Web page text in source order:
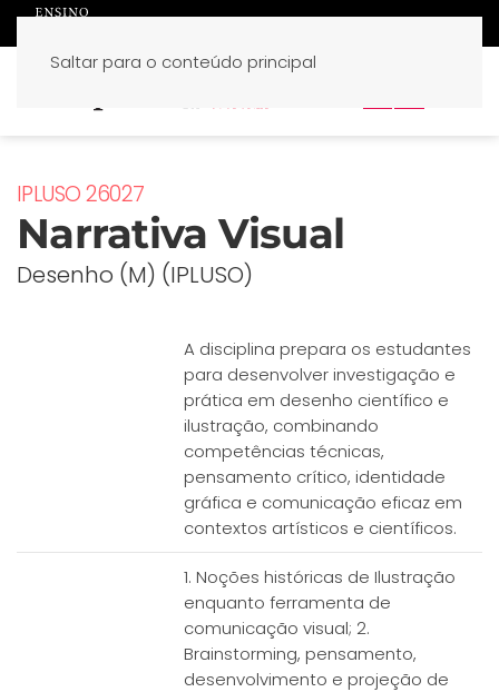
Saltar para o conteúdo principal
IPLUSO 26027
Narrativa Visual
Desenho (M) (IPLUSO)
A disciplina prepara os estudantes
para desenvolver investigação e
prática em desenho científico e
ilustração, combinando
competências técnicas,
pensamento crítico, identidade
gráfica e comunicação eficaz em
contextos artísticos e científicos.
1. Noções históricas de Ilustração
enquanto ferramenta de
comunicação visual; 2.
Brainstorming, pensamento,
desenvolvimento e projeção de